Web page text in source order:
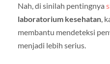
Nah, di sinilah pentingnya
laboratorium kesehatan,
membantu mendeteksi
menjadi lebih serius.